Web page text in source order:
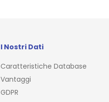
I Nostri Dati
Caratteristiche Database
Vantaggi
GDPR